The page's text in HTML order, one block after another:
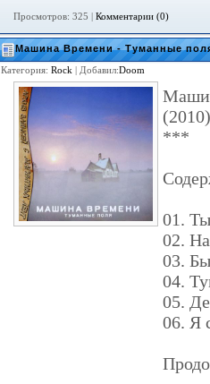
Просмотров: 325 | Комментарии (0)
Машина Времени - Туманные
Категория: Rock | Добавил:Doom
(2010)
***
01.
02.
03.
04.
05.
06. Я